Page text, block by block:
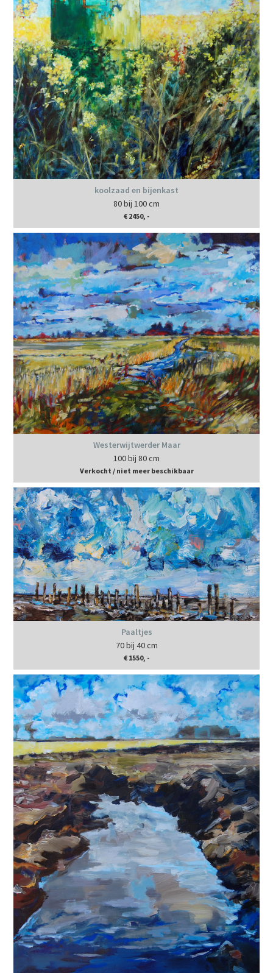
koolzaad en bijenkast
80 bij 100 cm
€ 2450, -
Westerwijtwerder Maar
100 bij 80 cm
Verkocht / niet meer beschikbaar
Paaltjes
70 bij 40 cm
€ 1550, -